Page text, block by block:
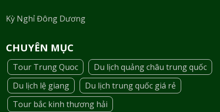
Kỳ Nghỉ Đông Dương
CHUYÊN MỤC
Tour Trung Quoc
Du lịch quảng châu trung quốc
Du lịch lệ giang
Du lịch trung quốc giá rẻ
Tour bắc kinh thương hải